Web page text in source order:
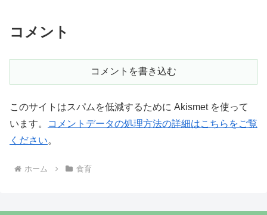
コメント
コメントを書き込む
このサイトはスパムを低減するために Akismet を使って
います。
コメントデータの処理方法の詳細はこちらをご覧
ください。
ホーム 食育